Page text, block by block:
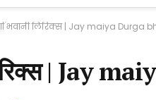
भवानी लिरिक्स | Jay maiya Durga
लिरिक्स | Jay